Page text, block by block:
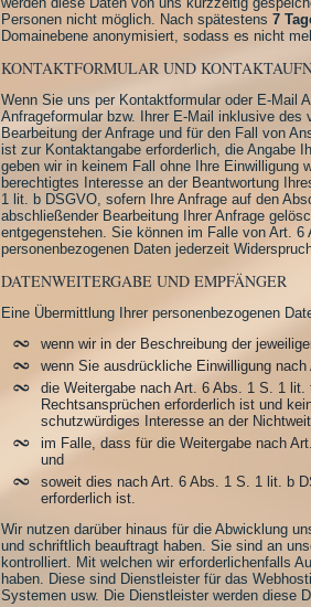
Personen nicht möglich. Nach spätestens 7
Domainebene anonymisiert, sodass es nicht
KONTAKTFORMULAR UND
Wenn Sie uns per Kontaktformular oder E-Mail
Anfrageformular bzw. Ihrer E-Mail inklusive des
Bearbeitung der Anfrage und für den Fall von
ist zur Kontaktangabe erforderlich, die Angabe
geben wir in keinem Fall ohne Ihre Einwilligung
berechtigtes Interesse an der Beantwortung
1 lit. b DSGVO, sofern Ihre Anfrage auf den
abschließender Bearbeitung Ihrer Anfrage
entgegenstehen. Sie können im Falle von Art.
personenbezogenen Daten jederzeit
DATENWEITERGABE UND EMPFÄNGER
Eine Übermittlung Ihrer personenbezogenen
wenn wir in der Beschreibung der
wenn Sie ausdrückliche Einwilligung
die Weitergabe nach Art. 6 Abs. 1 S. 1
Rechtsansprüchen erforderlich ist und
schutzwürdiges Interesse an der
im Falle, dass für die Weitergabe nach
und
soweit dies nach Art. 6 Abs. 1 S. 1 lit. b
erforderlich ist.
Wir nutzen darüber hinaus für die Abwicklung
und schriftlich beauftragt haben. Sie sind an
kontrolliert. Mit welchen wir erforderlichenfalls
haben. Diese sind Dienstleister für das
Systemen usw. Die Dienstleister werden diese